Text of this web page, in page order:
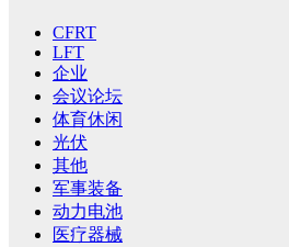
CFRT
LFT
企业
会议论坛
体育休闲
光伏
其他
军事装备
动力电池
医疗器械